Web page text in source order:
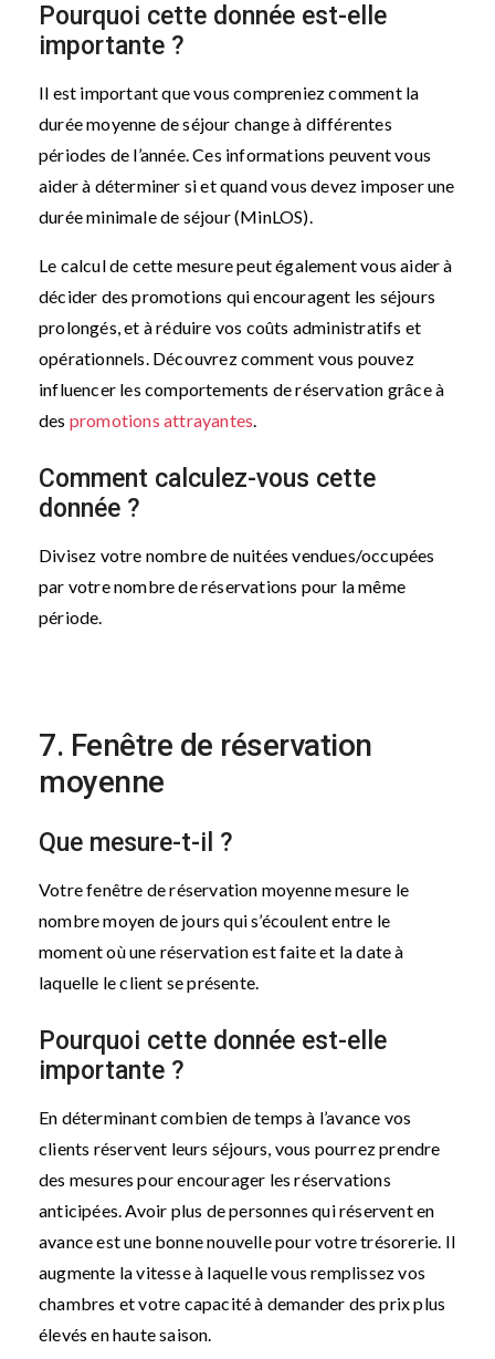
Pourquoi cette donnée est-elle
importante ?
Il est important que vous compreniez comment la
durée moyenne de séjour change à différentes
périodes de l’année. Ces informations peuvent vous
aider à déterminer si et quand vous devez imposer une
durée minimale de séjour (MinLOS).
Le calcul de cette mesure peut également vous aider à
décider des promotions qui encouragent les séjours
prolongés, et à réduire vos coûts administratifs et
opérationnels. Découvrez comment vous pouvez
influencer les comportements de réservation grâce à
des promotions attrayantes.
Comment calculez-vous cette
donnée ?
Divisez votre nombre de nuitées vendues/occupées
par votre nombre de réservations pour la même
période.
7. Fenêtre de réservation
moyenne
Que mesure-t-il ?
Votre fenêtre de réservation moyenne mesure le
nombre moyen de jours qui s’écoulent entre le
moment où une réservation est faite et la date à
laquelle le client se présente.
Pourquoi cette donnée est-elle
importante ?
En déterminant combien de temps à l’avance vos
clients réservent leurs séjours, vous pourrez prendre
des mesures pour encourager les réservations
anticipées. Avoir plus de personnes qui réservent en
avance est une bonne nouvelle pour votre trésorerie. Il
augmente la vitesse à laquelle vous remplissez vos
chambres et votre capacité à demander des prix plus
élevés en haute saison.